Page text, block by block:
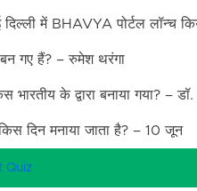
में BHAVYA पोर्टल लॉन्च
गए हैं? – रुमेश थरंगा
भारतीय के द्वारा बनाया गया? –
दिन मनाया जाता है? – 10 जून
Quiz